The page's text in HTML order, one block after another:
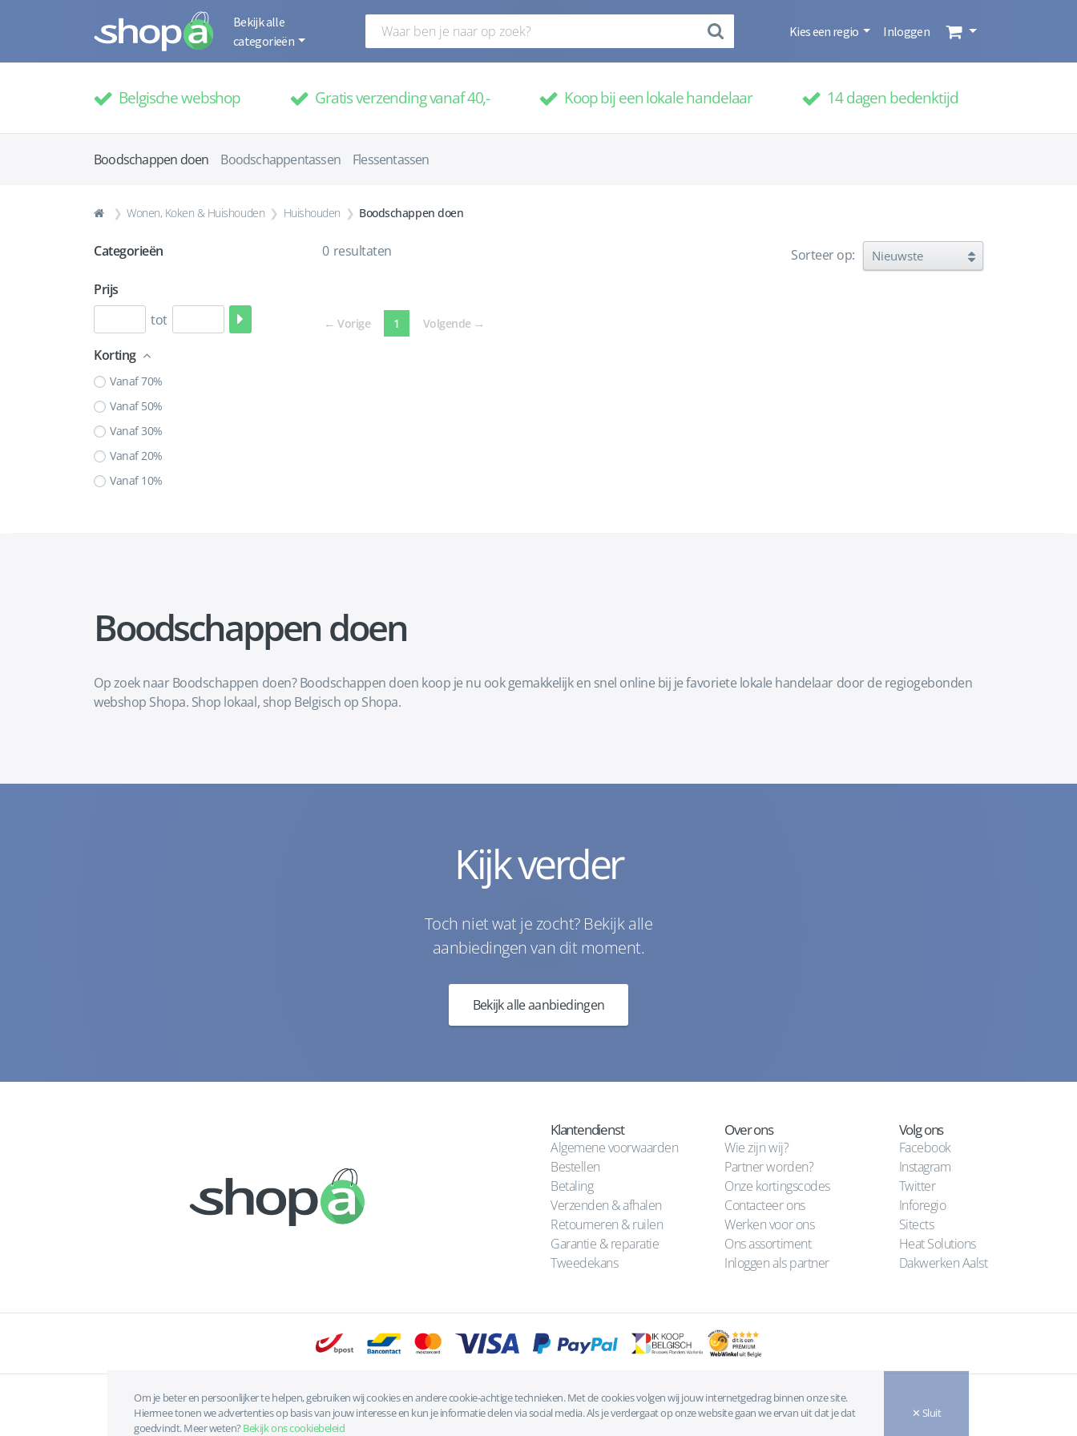
Bekijk alle
categorieën
Kies een regio Inloggen
Belgische webshop Gratis verzending vanaf 40,- Koop bij een lokale handelaar 14 dagen bedenktijd
Boodschappen doen Boodschappentassen Flessentassen
Wonen, Koken & Huishouden Huishouden Boodschappen doen
Categorieën
Prijs
tot
Korting
Vanaf 70%
Vanaf 50%
Vanaf 30%
Vanaf 20%
Vanaf 10%
0 resultaten Sorteer op:
←Vorige 1 (current)Volgende→
Boodschappen doen
Op zoek naar Boodschappen doen? Boodschappen doen koop je nu ook gemakkelijk en snel online bij je favoriete lokale handelaar door de regiogebonden
webshop Shopa. Shop lokaal, shop Belgisch op Shopa.
Kijk verder
Toch niet wat je zocht? Bekijk alle
aanbiedingen van dit moment.
Bekijk alle aanbiedingen
Om je beter en persoonlijker te helpen, gebruiken wij cookies en andere cookie-achtige technieken. Met de cookies volgen wij jouw internetgedrag binnen onze site.
Hiermee tonen we advertenties op basis van jouw interesse en kun je informatie delen via social media. Als je verdergaat op onze website gaan we ervan uit dat je dat
goedvindt. Meer weten? Bekijk ons cookiebeleid
✕ Sluit
Klantendienst
Algemene voorwaarden
Bestellen
Betaling
Verzenden & afhalen
Retourneren & ruilen
Garantie & reparatie
Tweedekans
Over ons
Wie zijn wij?
Partner worden?
Onze kortingscodes
Contacteer ons
Werken voor ons
Ons assortiment
Inloggen als partner
Volg ons
Facebook
Instagram
Twitter
Inforegio
Sitects
Heat Solutions
Dakwerken Aalst
Algemene voorwaarden | Privacyverklaring |
Cookies